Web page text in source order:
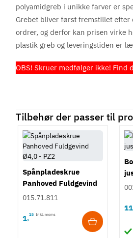
polyamidgreb i unikke farver er
Grebet bliver først fremstillet efter
ordrer, og derfor kan prisen virke
plastik greb og leveringstiden er
OBS! Skruer medfølger ikke! Find
Tilbehør der passer til
Spånpladeskrue
Panhoved Fuldgevind
Ø4,0 - PZ2
015.71.811
1,15 Inkl. moms